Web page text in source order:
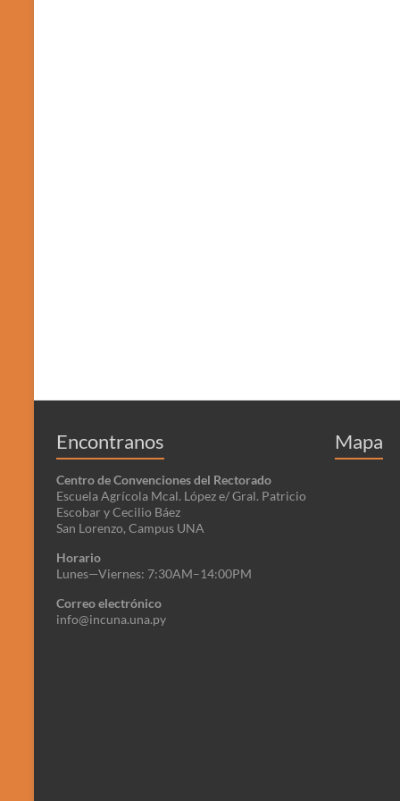
Encontranos
Centro de Convenciones del Rectorado
Escuela Agrícola Mcal. López e/ Gral. Patricio
Escobar y Cecilio Báez
San Lorenzo, Campus UNA
Horario
Lunes—Viernes: 7:30AM–14:00PM
Correo electrónico
info@incuna.una.py
Mapa